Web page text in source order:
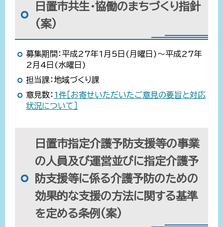
日置市共生・協働のまちづくり指針
(案)
募集期間：平成27年1月5日(月曜日)～平成27年
2月4日(水曜日)
担当課：地域づくり課
意見数： 1件［お寄せいただいたご意見の要旨と対応
状況について］
日置市指定介護予防支援等の事業
の人員及び運営並びに指定介護予
防支援等に係る介護予防のための
効果的な支援の方法に関する基準
を定める条例(案)